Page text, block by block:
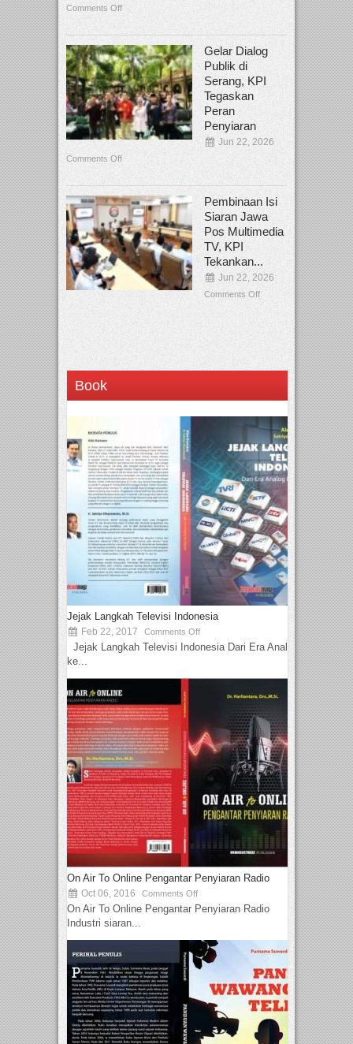
Comments Off
Gelar Dialog
Publik di
Serang, KPI
Tegaskan
Peran
Penyiaran
Jun 22, 2026
Comments Off
Pembinaan Isi
Siaran Jawa
Pos Multimedia
TV, KPI
Tekankan...
Jun 22, 2026
Comments Off
Book
Jejak Langkah Televisi Indonesia
Feb 22, 2017 Comments Off
Jejak Langkah Televisi Indonesia Dari Era Analog
ke...
On Air To Online Pengantar Penyiaran Radio
Oct 06, 2016 Comments Off
On Air To Online Pengantar Penyiaran Radio
Industri siaran...